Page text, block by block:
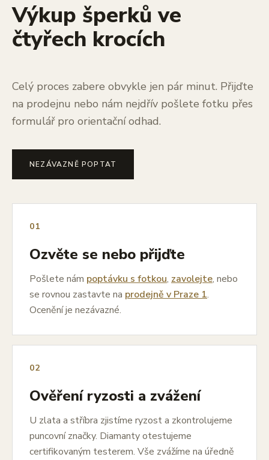
Výkup šperků ve
čtyřech krocích
Celý proces zabere obvykle jen pár minut. Přijďte
na prodejnu nebo nám nejdřív pošlete fotku přes
formulář pro orientační odhad.
NEZÁVAZNĚ POPTAT
01
Ozvěte se nebo přijďte
Pošlete nám poptávku s fotkou, zavolejte, nebo
se rovnou zastavte na prodejně v Praze 1.
Ocenění je nezávazné.
02
Ověření ryzosti a zvážení
U zlata a stříbra zjistíme ryzost a zkontrolujeme
puncovní značky. Diamanty otestujeme
certifikovaným testerem. Vše zvážíme na úředně